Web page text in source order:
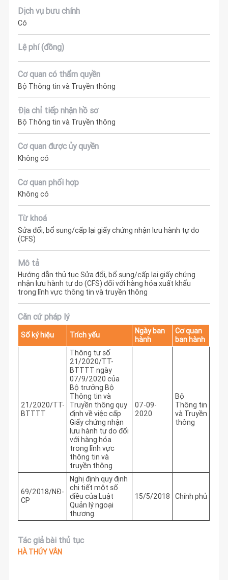
Dịch vụ bưu chính
Có
Lệ phí (đồng)
Cơ quan có thẩm quyền
Bộ Thông tin và Truyền thông
Địa chỉ tiếp nhận hồ sơ
Bộ Thông tin và Truyền thông
Cơ quan được ủy quyền
Không có
Cơ quan phối hợp
Không có
Từ khoá
Sửa đổi, bổ sung/cấp lại giấy chứng nhận lưu hành tự do
(CFS)
Mô tả
Hướng dẫn thủ tục Sửa đổi, bổ sung/cấp lại giấy chứng
nhận lưu hành tự do (CFS) đối với hàng hóa xuất khẩu
trong lĩnh vực thông tin và truyền thông
Căn cứ pháp lý
Số ký hiệu Trích yếu
Ngày ban
hành
Cơ quan
ban hành
21/2020/TT-
BTTTT
Thông tư số
21/2020/TT-
BTTTT ngày
07/9/2020 của
Bộ trưởng Bộ
Thông tin và
Truyền thông quy
định về việc cấp
Giấy chứng nhận
lưu hành tự do đối
với hàng hóa
trong lĩnh vực
thông tin và
truyền thông
07-09-
2020
Bộ
Thông tin
và Truyền
thông
69/2018/NĐ-
CP
Nghị định quy định
chi tiết một số
điều của Luật
Quản lý ngoại
thương.
15/5/2018 Chính phủ
Tác giả bài thủ tục
HÀ THÚY VÂN